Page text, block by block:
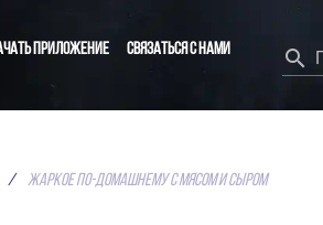
приложение Связаться с нами
/ Жаркое по-домашнему с мясом и сыром